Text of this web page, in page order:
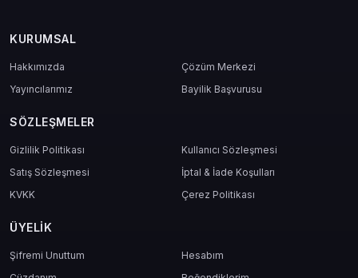
mas4games
KURUMSAL
Hakkımızda
Çözüm Merkezi
Yayıncılarımız
Bayilik Başvurusu
SÖZLEŞMELER
Gizlilik Politikası
Kullanıcı Sözleşmesi
Satış Sözleşmesi
İptal & İade Koşulları
KVKK
Çerez Politikası
ÜYELIK
Şifremi Unuttum
Hesabım